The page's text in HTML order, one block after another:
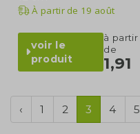
À partir de 19 août
voir le
produit
à partir
de
1,91
‹ 1 2 3 4 5